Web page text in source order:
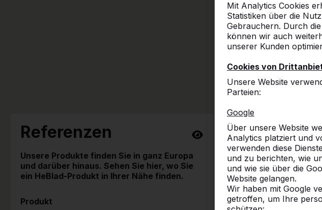
Mit Analytics Cookies
Statistiken über die
Gebrauchern. Durch
können wir auch
unserer Kunden
Cookies von
Unsere Website
Parteien:
Google
Über unsere Website
Analytics platziert und
verwenden diese
und zu berichten, wie
und wie sie über die
Website gelangen.
Wir haben mit Google
getroffen, um Ihre
Referenzen
Unsere Produkte finden Sie in ganz Europa
und darüber hinaus. Sehen Sie hier, wo Sie
ein HeBlad-Produkt in Ihrer Nähe finden.
Produkt